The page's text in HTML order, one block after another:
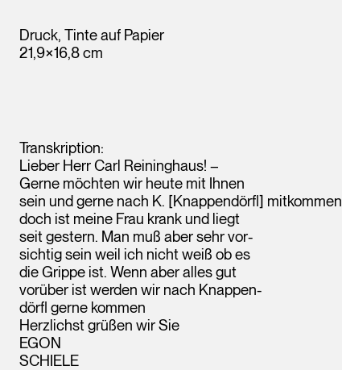
Druck, Tinte auf Papier
21,9×16,8 cm
Transkription:
Lieber Herr Carl Reininghaus! –
Gerne möchten wir heute mit Ihnen
sein und gerne nach K. [Knappendörfl] mitkommen
doch ist meine Frau krank und liegt
seit gestern. Man muß aber sehr vor-
sichtig sein weil ich nicht weiß ob es
die Grippe ist. Wenn aber alles gut
vorüber ist werden wir nach Knappen-
dörfl gerne kommen
Herzlichst grüßen wir Sie
EGON
SCHIELE